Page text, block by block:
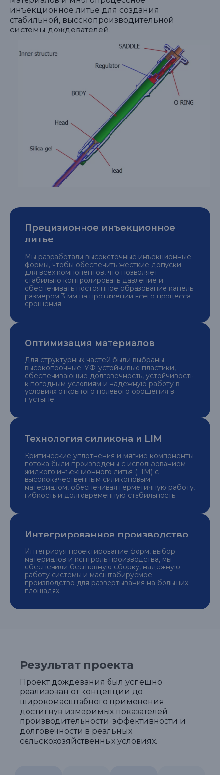
инъекционное литье для создания
стабильной, высокопроизводительной
системы дождевателей.
Прецизионное инъекционное
литье
Мы разработали высокоточные инъекционные
формы, чтобы обеспечить жесткие допуски
для всех компонентов, что позволяет
стабильно контролировать давление и
обеспечивать постоянное образование капель
размером 3 мм на протяжении всего процесса
орошения.
Оптимизация материалов
Для структурных частей были выбраны
высокопрочные, УФ-устойчивые пластики,
обеспечивающие долговечность, устойчивость
к погодным условиям и надежную работу в
условиях открытого полевого орошения в
пустыне.
Технология силикона и LIM
Критические уплотнения и мягкие компоненты
потока были произведены с использованием
жидкого инъекционного литья (LIM) с
высококачественным силиконовым
материалом, обеспечивая герметичную работу,
гибкость и долговременную стабильность.
Интегрированное производство
Интегрируя проектирование форм, выбор
материалов и контроль производства, мы
обеспечили бесшовную сборку, надежную
работу системы и масштабируемое
производство для развертывания на больших
площадях.
Результат проекта
Проект дождевания был успешно
реализован от концепции до
широкомасштабного применения,
достигнув измеримых показателей
производительности, эффективности и
долговечности в реальных
сельскохозяйственных условиях.